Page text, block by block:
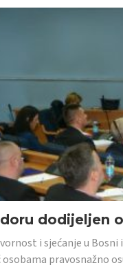
dodijeljen
i sjećanje u
pravosnažno